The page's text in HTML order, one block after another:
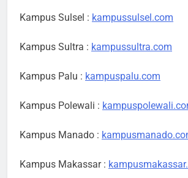
Kampus Sulsel : kampussulsel.com
Kampus Sultra : kampussultra.com
Kampus Palu : kampuspalu.com
Kampus Polewali :
Kampus Manado :
Kampus Makassar :